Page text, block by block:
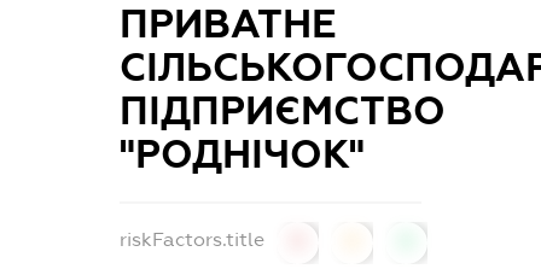
ПРИВАТНЕ
ПІДПРИЄМСТВО
"РОДНІЧОК"
riskFactors.title